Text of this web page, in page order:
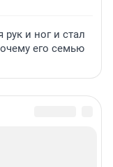
и ног и стал
его семью